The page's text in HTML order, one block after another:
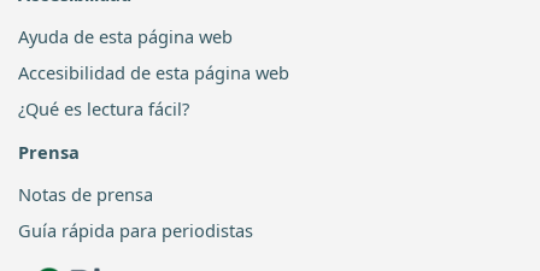
Ayuda de esta página web
Accesibilidad de esta página web
¿Qué es lectura fácil?
Prensa
Notas de prensa
Guía rápida para periodistas